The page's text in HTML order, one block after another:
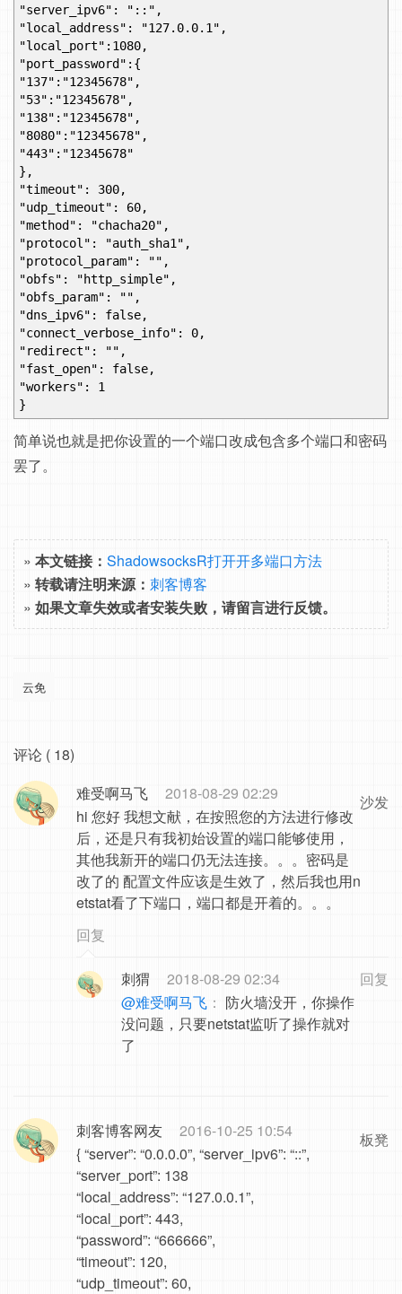
"server_ipv6": "::",
"local_address": "127.0.0.1",
"local_port":1080,
"port_password":{
"137":"12345678",
"53":"12345678",
"138":"12345678",
"8080":"12345678",
"443":"12345678"
},
"timeout": 300,
"udp_timeout": 60,
"method": "chacha20",
"protocol": "auth_sha1",
"protocol_param": "",
"obfs": "http_simple",
"obfs_param": "",
"dns_ipv6": false,
"connect_verbose_info": 0,
"redirect": "",
"fast_open": false,
"workers": 1
}
简单说也就是把你设置的一个端口改成包含多个端口和密码
罢了。
» 本文链接： ShadowsocksR打开开多端口方法
» 转载请注明来源： 刺客博客
» 如果文章失效或者安装失败，请留言进行反馈。
云免
评论 ( 18)
沙发
难受啊马飞
2018-08-29 02:29
hi 您好 我想文献，在按照您的方法进行修改
后，还是只有我初始设置的端口能够使用，
其他我新开的端口仍无法连接。。。密码是
改了的 配置文件应该是生效了，然后我也用n
etstat看了下端口，端口都是开着的。。。
回复
回复
刺猬
2018-08-29 02:34
@难受啊马飞 ： 防火墙没开，你操作
没问题，只要netstat监听了操作就对
了
板凳
刺客博客网友
2016-10-25 10:54
{ “server”: “0.0.0.0”, “server_ipv6”: “::”,
“server_port”: 138
“local_address”: “127.0.0.1”,
“local_port”: 443,
“password”: “666666”,
“timeout”: 120,
“udp_timeout”: 60,